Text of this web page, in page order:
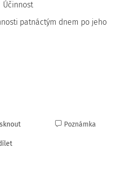
Účinnost
patnáctým dnem po jeho
Poznámka